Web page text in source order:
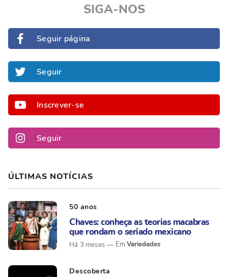
SIGA-NOS
Seguir página
Seguir
Inscrever-se
Seguir
ÚLTIMAS NOTÍCIAS
50 anos
Chaves: conheça as teorias macabras
que rondam o seriado mexicano
Há 3 meses Variedades
Descoberta